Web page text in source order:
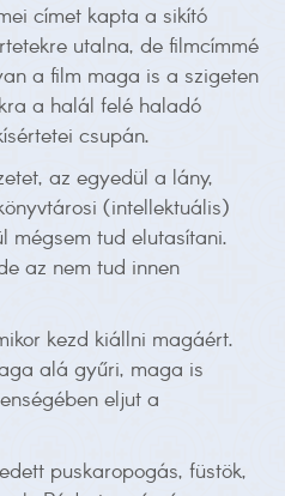
címet kapta a sikító
utalna, de filmcímmé
a film maga is a szigeten
a halál felé haladó
csupán.
az egyedül a lány,
(intellektuális)
mégsem tud elutasítani.
az nem tud innen
kezd kiállni magáért.
alá gyűri, maga is
eljut a
puskaropogás, füstök,